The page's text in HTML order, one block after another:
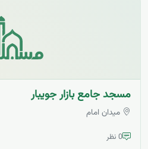
مسجد جامع بازار جویبار
میدان امام
0 نظر